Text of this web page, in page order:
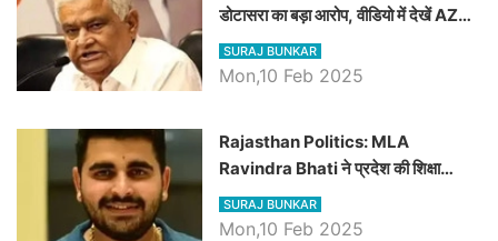
डोटासरा का बड़ा आरोप, वीडियो में देखें AZ
बड़ी खबरें
SURAJ BUNKAR
Mon,10 Feb 2025
Rajasthan Politics: MLA
Ravindra Bhati ने प्रदेश की शिक्षा
व्यवस्था पर उठाए सवाल, Madan
Dilawar पर हमला करते हुए गिनवाये खाली
SURAJ BUNKAR
Mon,10 Feb 2025